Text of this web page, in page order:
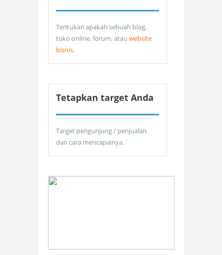
Tentukan apakah sebuah blog,
toko online, forum, atau website
bisnis.
Tetapkan target Anda
Target pengunjung / penjualan
dan cara mencapainya.